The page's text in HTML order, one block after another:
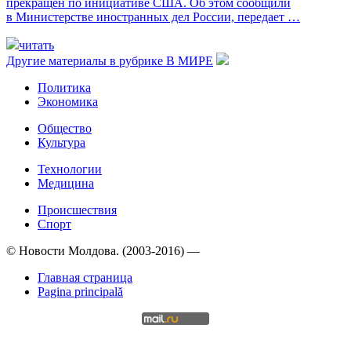
в Министерстве иностранных дел России, передает …
читать
Другие материалы в рубрике В МИРЕ
Политика
Экономика
Общество
Культура
Технологии
Медицина
Происшествия
Спорт
© Новости Молдова. (2003-2016) —
Главная страница
Pagina principală